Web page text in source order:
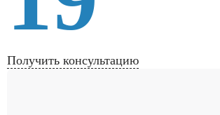
Получить консультацию